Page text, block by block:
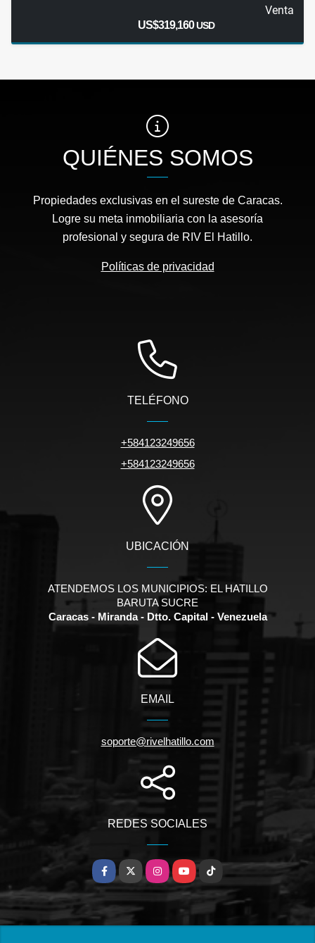
Venta
US$319,160USD
QUIÉNES SOMOS
Propiedades exclusivas en el sureste de Caracas.
Logre su meta inmobiliaria con la asesoría
profesional y segura de RIV El Hatillo.
Políticas de privacidad
TELÉFONO
+584123249656
+584123249656
UBICACIÓN
ATENDEMOS LOS MUNICIPIOS: EL HATILLO
BARUTA SUCRE
Caracas - Miranda - Dtto. Capital - Venezuela
EMAIL
soporte@rivelhatillo.com
REDES SOCIALES
Facebook
X InstagramYouTubeTikTok